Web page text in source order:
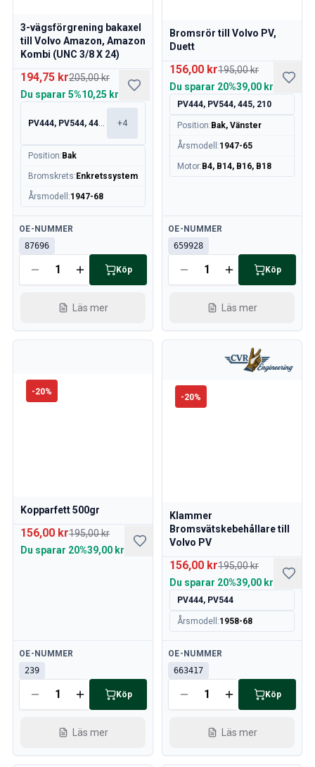
Bränsle & Avgassystem
Fälgar & Däck
Kylsystem
Drivlina/Bakaxel
Motorreglage
Värmesystem & AC
Kaross
Inredning
Sprangskisser (Förhandsvisning)
Volvo Amazon Sprängskisser
Volvo 1800 sprängskisser
Volvo 140 Sprängskisser
Volvo 164 Sprängskisser
Volvo 740, 760 Sprängskisser
Volvo 760 Sprängskisser
Volvo 780 Sprängskisser
Volvo 850 Sprängskisser
Nyheter
3-vägsförgrening bakaxel
till Volvo Amazon, Amazon
Kombi (UNC 3/8 X 24)
194,75 kr205,00 kr
Du sparar 5%10,25 kr
PV444, PV544, 445, 210 +4
Position: Bak
Bromskrets: Enkretssystem
Årsmodell :1947-68
Tillgänglig
OE-NUMMER
87696
Köp
Läs mer
Bromsrör till Volvo PV,
Duett
156,00 kr195,00 kr
Du sparar 20%39,00 kr
PV444, PV544, 445, 210
Position: Bak, Vänster
Årsmodell :1947-65
Motor: B4, B14, B16, B18
Tillgänglig
OE-NUMMER
659928
Köp
Läs mer
-20%
Kopparfett 500gr
156,00 kr195,00 kr
Du sparar 20%39,00 kr
Tillgänglig
OE-NUMMER
239
Köp
Läs mer
-20%
Klammer
Bromsvätskebehållare till
Volvo PV
156,00 kr195,00 kr
Du sparar 20%39,00 kr
PV444, PV544
Årsmodell :1958-68
Tillgänglig
OE-NUMMER
663417
Köp
Läs mer